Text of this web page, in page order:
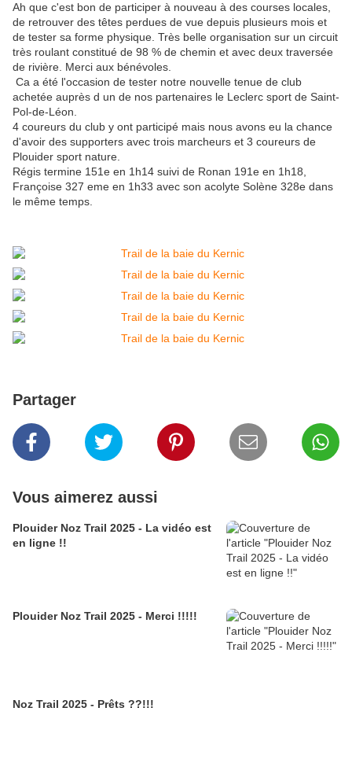
Ah que c'est bon de participer à nouveau à des courses locales,
de retrouver des têtes perdues de vue depuis plusieurs mois et
de tester sa forme physique. Très belle organisation sur un circuit
très roulant constitué de 98 % de chemin et avec deux traversée
de rivière. Merci aux bénévoles.
Ca a été l'occasion de tester notre nouvelle tenue de club
achetée auprès d un de nos partenaires le Leclerc sport de Saint-
Pol-de-Léon.
4 coureurs du club y ont participé mais nous avons eu la chance
d'avoir des supporters avec trois marcheurs et 3 coureurs de
Plouider sport nature.
Régis termine 151e en 1h14 suivi de Ronan 191e en 1h18,
Françoise 327 eme en 1h33 avec son acolyte Solène 328e dans
le même temps.
Partager
Vous aimerez aussi
Plouider Noz Trail 2025 - La vidéo est
en ligne !!
Plouider Noz Trail 2025 - Merci !!!!!
Noz Trail 2025 - Prêts ??!!!